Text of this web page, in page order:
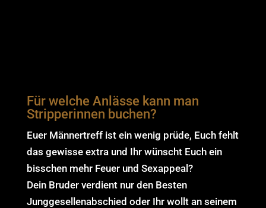
Für welche Anlässe kann man
Stripperinnen buchen?
Euer Männertreff ist ein wenig prüde, Euch fehlt
das gewisse extra und Ihr wünscht Euch ein
bisschen mehr Feuer und Sexappeal?
Dein Bruder verdient nur den Besten
Junggesellenabschied oder Ihr wollt an seinem